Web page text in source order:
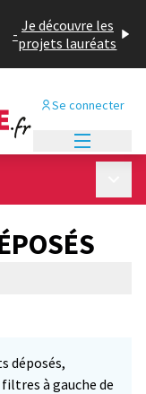
- Je découvre les
projets lauréats
Se connecter
déposés,
à gauche de